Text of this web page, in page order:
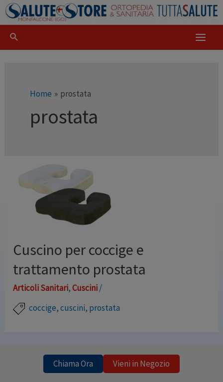
Home prostata
prostata
Cuscino per coccige e
trattamento prostata
Articoli Sanitari,Cuscini/
coccige,cuscini, prostata
schiacciamento della prostata prolassi decorso post-
operatorio Fodera lavabile Misure: cm. 41x36x7.5
Chiama Ora Vieni in Negozio